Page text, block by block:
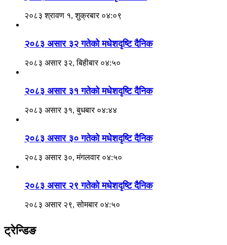
२०८३ श्रावण १, शुक्रबार ०४:०९
२०८३ असार ३२ गतेको मधेशदृष्टि दैनिक
२०८३ असार ३२, बिहीबार ०४:५०
२०८३ असार ३१ गतेको मधेशदृष्टि दैनिक
२०८३ असार ३१, बुधबार ०४:४४
२०८३ असार ३० गतेको मधेशदृष्टि दैनिक
२०८३ असार ३०, मंगलवार ०४:५०
२०८३ असार २९ गतेको मधेशदृष्टि दैनिक
२०८३ असार २९, सोमबार ०४:५०
ट्रेन्डिङ